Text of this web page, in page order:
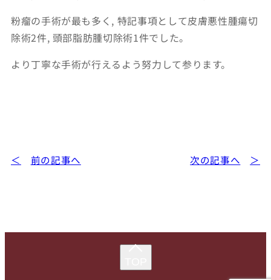
粉瘤の手術が最も多く, 特記事項として皮膚悪性腫瘍切
除術2件, 頭部脂肪腫切除術1件でした。
より丁寧な手術が行えるよう努力して参ります。
前の記事へ 次の記事へ